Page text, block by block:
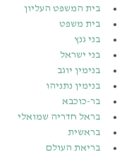
בית המשפט העליון
בית משפט
בני גנץ
בני ישראל
בנימין יוגב
בנימין נתניהו
בר-כוכבא
בראל חדריה שמואלי
בראשית
בריאת העולם